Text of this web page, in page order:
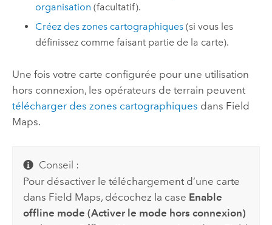
organisation (facultatif).
Créez des zones cartographiques (si vous les
définissez comme faisant partie de la carte).
Une fois votre carte configurée pour une utilisation
hors connexion, les opérateurs de terrain peuvent
télécharger des zones cartographiques dans Field
Maps.
Conseil :
Pour désactiver le téléchargement d’une carte
dans Field Maps, décochez la case Enable
offline mode (Activer le mode hors connexion)